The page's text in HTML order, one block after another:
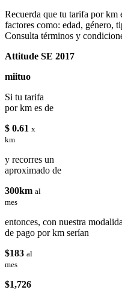
Recuerda que tu tarifa por km
factores como: edad, género,
Consulta términos y
Attitude SE 2017
miituo
Si tu tarifa
por km es de
$ 0.61 x
km
y recorres un
aproximado de
300km al
mes
entonces, con nuestra
de pago por km serían
$183 al
mes
$1,726